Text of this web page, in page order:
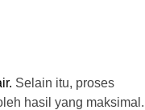
Selain itu, proses
hasil yang maksimal.